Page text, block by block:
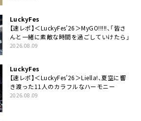
LuckyFes
【速レポ】＜LuckyFes’26＞MyGO!!!!!、「皆さ
んと一緒に素敵な時間を過ごしていけたら」
2026.08.09
LuckyFes
【速レポ】＜LuckyFes’26＞Liella!、夏空に響
き渡った11人のカラフルなハーモニー
2026.08.09